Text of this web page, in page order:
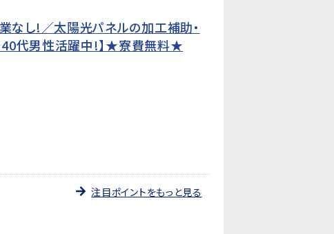
なし!／太陽光パネルの加工補助・
40代男性活躍中!】★寮費無料★
注目ポイントをもっと見る